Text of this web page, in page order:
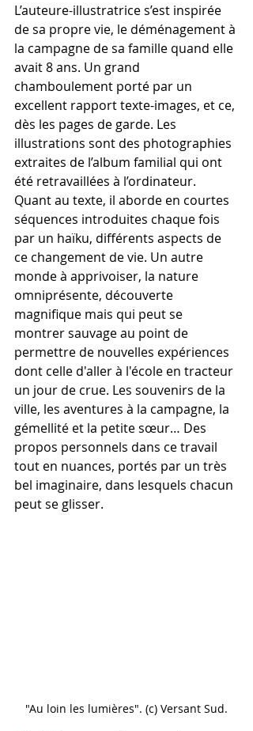
L’auteure-illustratrice s’est inspirée
de sa propre vie, le déménagement à
la campagne de sa famille quand elle
avait 8 ans. Un grand
chamboulement porté par un
excellent rapport texte-images, et ce,
dès les pages de garde. Les
illustrations sont des photographies
extraites de l’album familial qui ont
été retravaillées à l’ordinateur.
Quant au texte, il aborde en courtes
séquences introduites chaque fois
par un haïku, différents aspects de
ce changement de vie. Un autre
monde à apprivoiser, la nature
omniprésente, découverte
magnifique mais qui peut se
montrer sauvage au point de
permettre de nouvelles expériences
dont celle d'aller à l'école en tracteur
un jour de crue. Les souvenirs de la
ville, les aventures à la campagne, la
gémellité et la petite sœur… Des
propos personnels dans ce travail
tout en nuances, portés par un très
bel imaginaire, dans lesquels chacun
peut se glisser.
"Au loin les lumières". (c) Versant Sud.